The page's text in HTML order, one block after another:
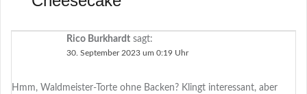
Rico Burkhardt sagt:
30. September 2023 um 0:19 Uhr
Hmm, Waldmeister-Torte ohne Backen? Klingt interessant, aber